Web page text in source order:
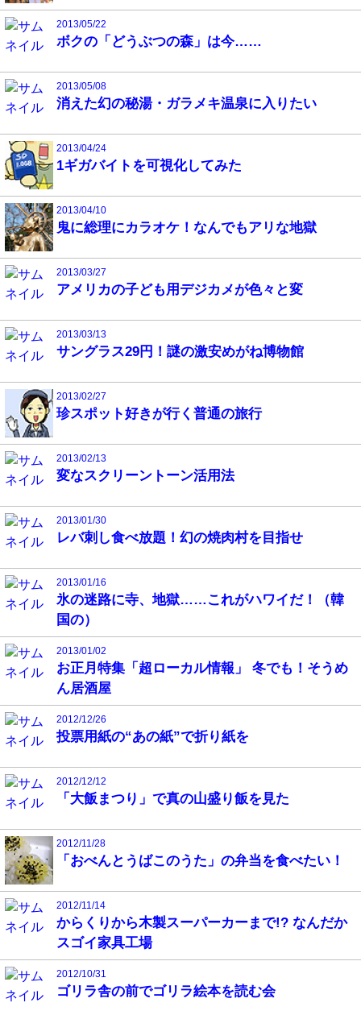
2013/05/22
ボクの「どうぶつの森」は今……
2013/05/08
消えた幻の秘湯・ガラメキ温泉に入りたい
2013/04/24
1ギガバイトを可視化してみた
2013/04/10
鬼に総理にカラオケ！なんでもアリな地獄
2013/03/27
アメリカの子ども用デジカメが色々と変
2013/03/13
サングラス29円！謎の激安めがね博物館
2013/02/27
珍スポット好きが行く普通の旅行
2013/02/13
変なスクリーントーン活用法
2013/01/30
レバ刺し食べ放題！幻の焼肉村を目指せ
2013/01/16
氷の迷路に寺、地獄……これがハワイだ！（韓
国の）
2013/01/02
お正月特集「超ローカル情報」 冬でも！そうめ
ん居酒屋
2012/12/26
投票用紙の“あの紙”で折り紙を
2012/12/12
「大飯まつり」で真の山盛り飯を見た
2012/11/28
「おべんとうばこのうた」の弁当を食べたい！
2012/11/14
からくりから木製スーパーカーまで!? なんだか
スゴイ家具工場
2012/10/31
ゴリラ舎の前でゴリラ絵本を読む会